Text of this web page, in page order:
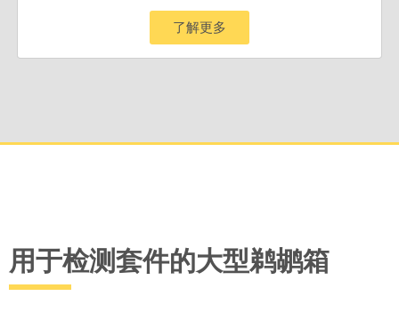
了解更多
用于检测套件的大型鹈鹕箱